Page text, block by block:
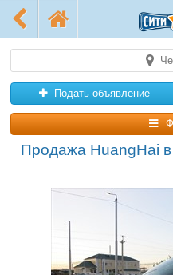
Подать объявление
Продажа HuangHai